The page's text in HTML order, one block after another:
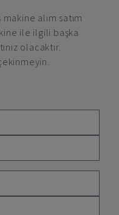
alım satım
ile ilgili başka
olacaktır.